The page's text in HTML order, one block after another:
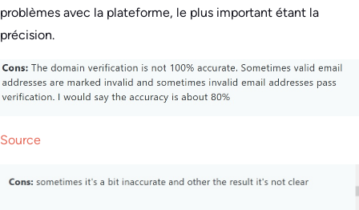
problèmes avec la plateforme, le plus important étant la
précision.
Source